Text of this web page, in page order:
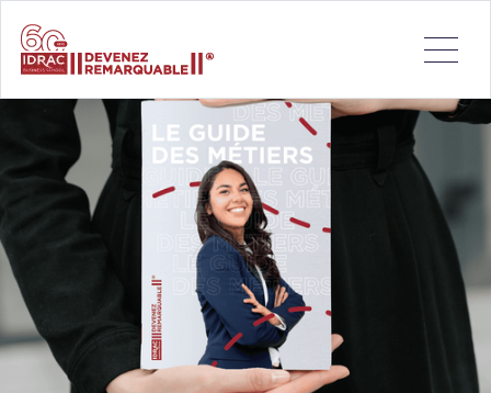
Vous vous demandez que faire après une école de
commerce ? Notre Guide des Métiers IDRAC Business
School vous aide à y voir clair ! Dans ce livre blanc, explorez
la diversité des carrières accessibles aux diplômés d’école
de commerce : du commerce international au marketing
digital, en passant par les achats, la supply chain, la finance
ou l’entrepreneuriat. Vous y découvrirez une sélection de
métiers actuels et recherchés, des témoignages d’anciens
diplômés et des conseils concrets pour bâtir un parcours
professionnel à votre image. 📘 Un guide inspirant, pratique
et 100 % orienté emploi, réalisé en collaboration avec des
Alumni IDRAC aux parcours riches et inspirants.
Téléchargez-le dès maintenant et donnez un cap à votre
avenir professionnel !